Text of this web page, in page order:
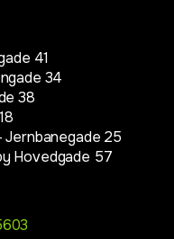
41
34
38
Jernbanegade 25
Hovedgade 57